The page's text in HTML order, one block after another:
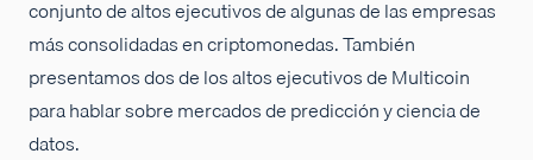
conjunto de altos ejecutivos de algunas de las empresas
más consolidadas en criptomonedas. También
presentamos dos de los altos ejecutivos de Multicoin
para hablar sobre mercados de predicción y ciencia de
datos.